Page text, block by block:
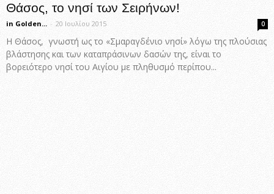
Θάσος, το νησί των Σειρήνων!
in Golden... - 20 Ιουλίου 2015 0
Η Θάσος, γνωστή ως το «Σμαραγδένιο νησί» λόγω της πλούσιας
βλάστησης και των καταπράσινων δασών της, είναι το
βορειότερο νησί του Αιγίου με πληθυσμό περίπου...